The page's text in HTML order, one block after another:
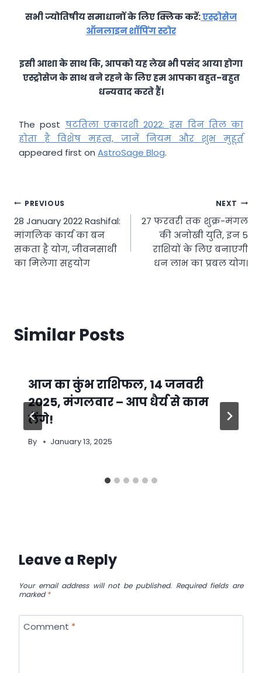
सभी ज्योतिषीय समाधानों के लिए क्लिक करें:एस्ट्रोसेज
ऑनलाइन शॉपिंग स्टोर
इसी आशा के साथ कि, आपको यह लेख भी पसंद आया होगा
एस्ट्रोसेज के साथ बने रहने के लिए हम आपका बहुत-बहुत
धन्यवाद करते हैं।
The post षटतिला एकादशी 2022: इस दिन तिल का
होता है विशेष महत्व, जानें नियम और शुभ मुहूर्त
appeared first on AstroSage Blog.
Post
navigation
PREVIOUS
28 January 2022 Rashifal:
मांगलिक कार्य का बन
सकता है योग, जीवनसाथी
का मिलेगा सहयोग
NEXT
27 फरवरी तक शुक्र-मंगल
की अनोखी युति, इन 5
राशियों के लिए बनाएगी
धन लाभ का प्रबल योग।
Similar Posts
आज का कुंभ राशिफल, 14 जनवरी
2025, मंगलवार – आप धैर्य से काम
लेंगे!
By January 13, 2025
Leave a Reply
Your email address will not be published. Required fields are
marked*
Comment *